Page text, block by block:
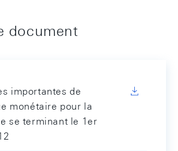
document
importantes de
monétaire pour la
se terminant le 1er